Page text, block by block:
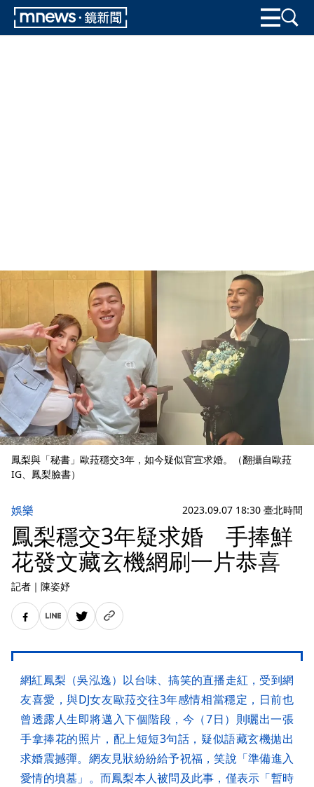
鳳梨與「秘書」歐菈穩交3年，如今疑似官宣求婚。（翻攝自歐菈
IG、鳳梨臉書）
娛樂 2023.09.07 18:30 臺北時間
鳳梨穩交3年疑求婚 手捧鮮
花發文藏玄機網刷一片恭喜
記者 ｜ 陳姿妤
網紅鳳梨（吳泓逸）以台味、搞笑的直播走紅，受到網
友喜愛，與DJ女友歐菈交往3年感情相當穩定，日前也
曾透露人生即將邁入下個階段，今（7日）則曬出一張
手拿捧花的照片，配上短短3句話，疑似語藏玄機拋出
求婚震撼彈。網友見狀紛紛給予祝福，笑說「準備進入
愛情的墳墓」。而鳳梨本人被問及此事，僅表示「暫時